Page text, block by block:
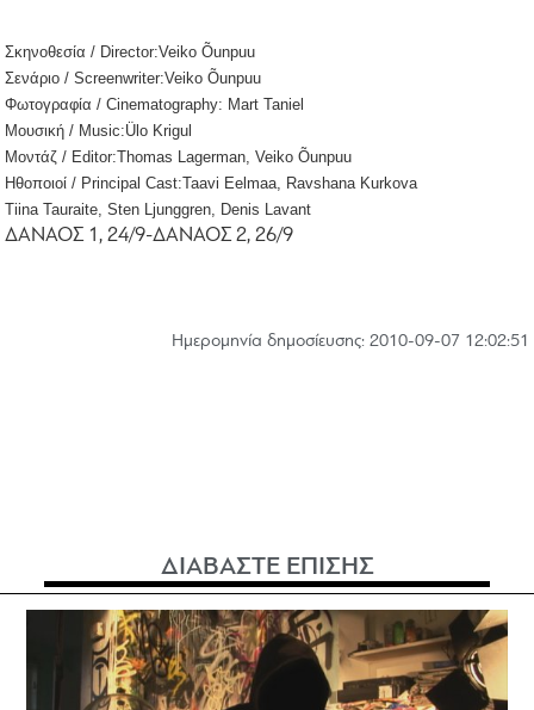
Σκηνοθεσία / Director:Veiko Õunpuu
Σενάριο / Screenwriter:Veiko Õunpuu
Φωτογραφία / Cinematography: Mart Taniel
Μουσική / Music:Ülo Krigul
Μοντάζ / Editor:Thomas Lagerman, Veiko Õunpuu
Ηθοποιοί / Principal Cast:Taavi Eelmaa, Ravshana Kurkova
Tiina Tauraite, Sten Ljunggren, Denis Lavant
ΔΑΝΑΟΣ 1, 24/9-ΔΑΝΑΟΣ 2, 26/9
Hμερομηνία δημοσίευσης: 2010-09-07 12:02:51
ΔΙΑΒΑΣΤΕ ΕΠΙΣΗΣ